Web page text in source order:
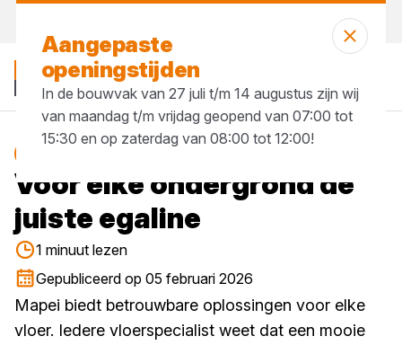
Voor elke ondergrond de
juiste egaline
1 minuut lezen
Gepubliceerd op 05 februari 2026
Mapei biedt betrouwbare oplossingen voor elke
vloer. Iedere vloerspecialist weet dat een mooie
Aangepaste
openingstijden
In de bouwvak van 27 juli t/m 14 augustus zijn wij
van maandag t/m vrijdag geopend van 07:00 tot
15:30 en op zaterdag van 08:00 tot 12:00!